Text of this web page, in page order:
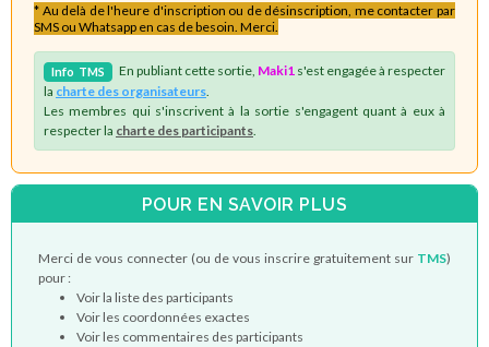
* Au delà de l'heure d'inscription ou de désinscription, me contacter par
SMS ou Whatsapp en cas de besoin. Merci.
Info TMS En publiant cette sortie, Maki1 s'est engagée à respecter
la charte des organisateurs
Les membres qui s'inscrivent à la sortie s'engagent quant à eux à
respecter la charte des participants
POUR EN SAVOIR PLUS
Merci de vous connecter (ou de vous inscrire gratuitement sur TMS)
pour :
Voir la liste des participants
Voir les coordonnées exactes
Voir les commentaires des participants